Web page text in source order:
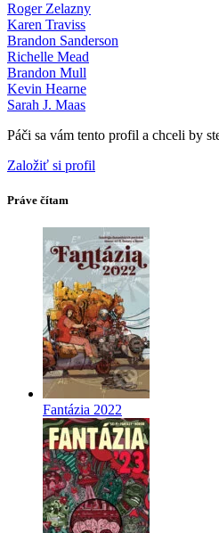
Roger Zelazny
Karen Traviss
Brandon Sanderson
Richelle Mead
Brandon Mull
Kevin Hearne
Sarah J. Maas
Páči sa vám tento profil a chceli by
Založiť si profil
Práve čítam
Fantázia 2022